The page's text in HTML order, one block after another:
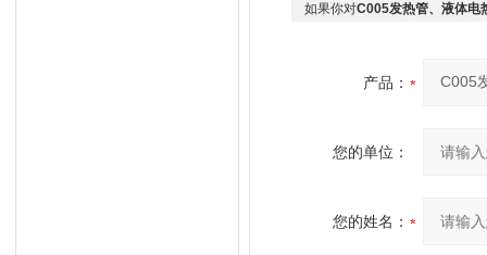
如果你对C005发热管、液体电
产品：
您的单位：
您的姓名：